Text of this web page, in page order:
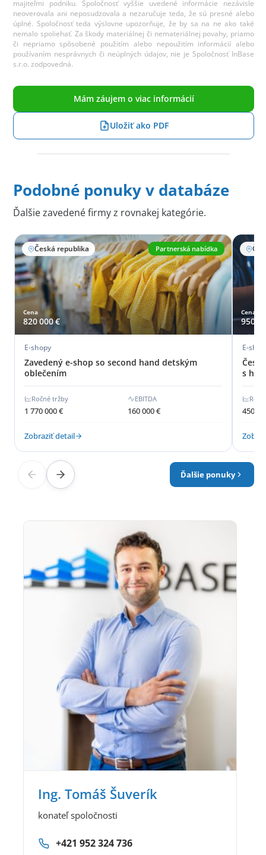
majiteľmi podniku. Spoločnosť vyššie uvedené informácie nezávisle
neoverovala ani neposudzovala a nezaručuje teda, že sú presné alebo
úplné. Spoločnosť teda výslovne upozorňuje, že by sa na ne ako také
nemalo spoliehať. Za škody materiálnej či nemateriálnej povahy, priamo
či nepriamo spôsobené použitím alebo nepoužitím informácií alebo
používaním nesprávnych či neúplných údajov, nie je Spoločnosť InBase
s.r.o. zodpovedná.
Mám záujem o viac informácií
Uložiť ako PDF
Podobné ponuky v databáze
Ďalšie zavedené firmy z rovnakej kategórie.
Česká republika Partnerská nabídka
Cena
820 000 €
E-shopy
Zavedený e-shop so second hand detským
oblečením
Ročné tržby
1 770 000 €
EBITDA
160 000 €
Zobraziť detail
Cena
950
E-
s
450
Ďalšie ponuky
Ing. Tomáš Šuverík
konateľ spoločnosti
+421 952 324 736